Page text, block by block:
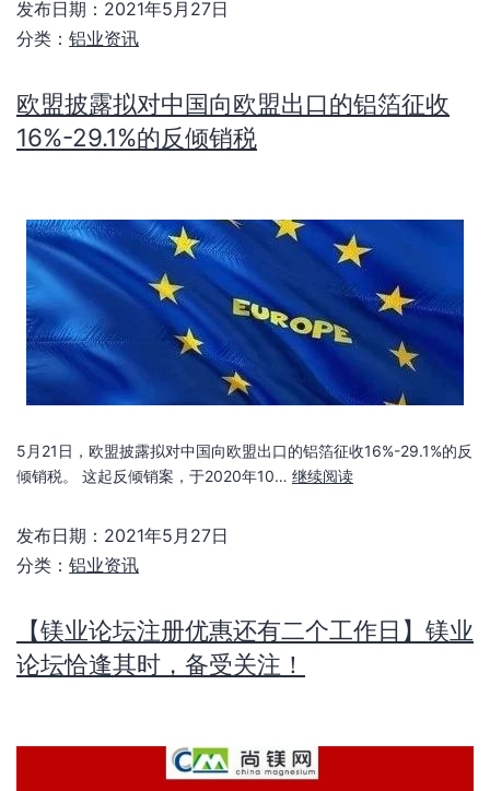
发布日期： 2021年5月27日
分类： 铝业资讯
欧盟披露拟对中国向欧盟出口的铝箔征收
16%-29.1%的反倾销税
5月21日，欧盟披露拟对中国向欧盟出口的铝箔征收16%-29.1%的反
倾销税。 这起反倾销案，于2020年10… 继续阅读
发布日期： 2021年5月27日
分类： 铝业资讯
【镁业论坛注册优惠还有二个工作日】镁业
论坛恰逢其时，备受关注！